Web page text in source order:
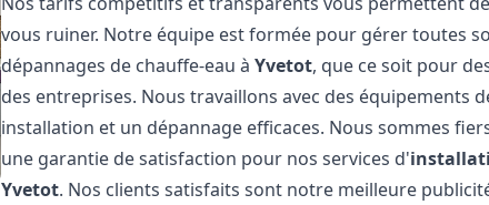
vous ruiner. Notre équipe est formée pour gérer toutes
dépannages de chauffe-eau àYvetot, que ce soit pour
des entreprises. Nous travaillons avec des équipements
installation et un dépannage efficaces. Nous sommes
une garantie de satisfaction pour nos services d'
Yvetot. Nos clients satisfaits sont notre meilleure